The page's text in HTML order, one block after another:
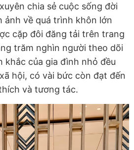
chia sẻ cuộc sống đời
ảnh về quá trình khôn lớn
cặp đôi đăng tải trên trang
trăm nghìn người theo dõi
khắc của gia đình nhỏ đều
hội, có vài bức còn đạt đến
và tương tác.